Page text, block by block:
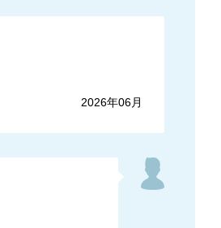
2026年06月